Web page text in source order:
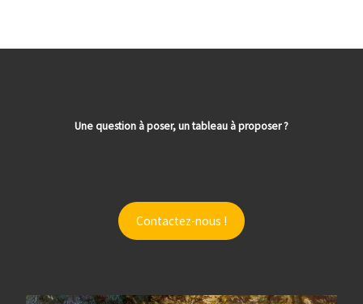
Une question à poser, un tableau à proposer ?
Contactez-nous !